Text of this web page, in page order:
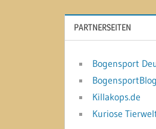
PARTNERSEITEN
Bogensport
BogensportBlog
Killakops.de
Kuriose